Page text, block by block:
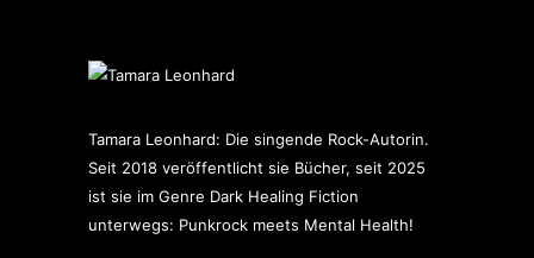
Tamara Leonhard: Die singende Rock-Autorin.
Seit 2018 veröffentlicht sie Bücher, seit 2025
ist sie im Genre Dark Healing Fiction
unterwegs: Punkrock meets Mental Health!